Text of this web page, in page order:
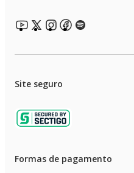
Site seguro
Formas de pagamento